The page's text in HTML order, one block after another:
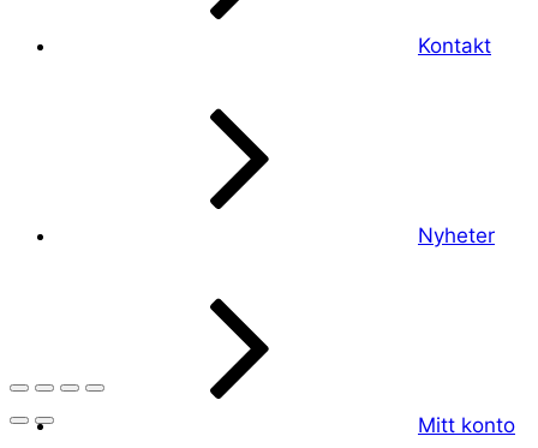
Kontakt
Nyheter
Mitt konto